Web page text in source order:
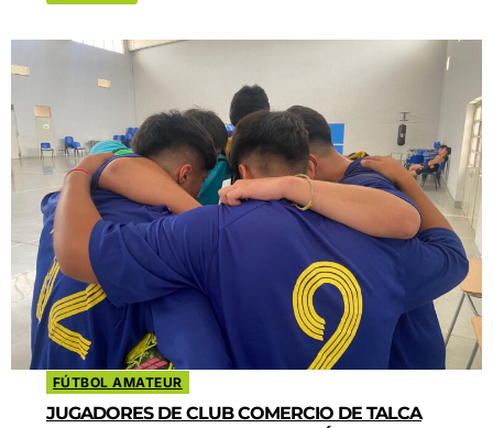
FÚTBOL AMATEUR
JUGADORES DE CLUB COMERCIO DE TALCA